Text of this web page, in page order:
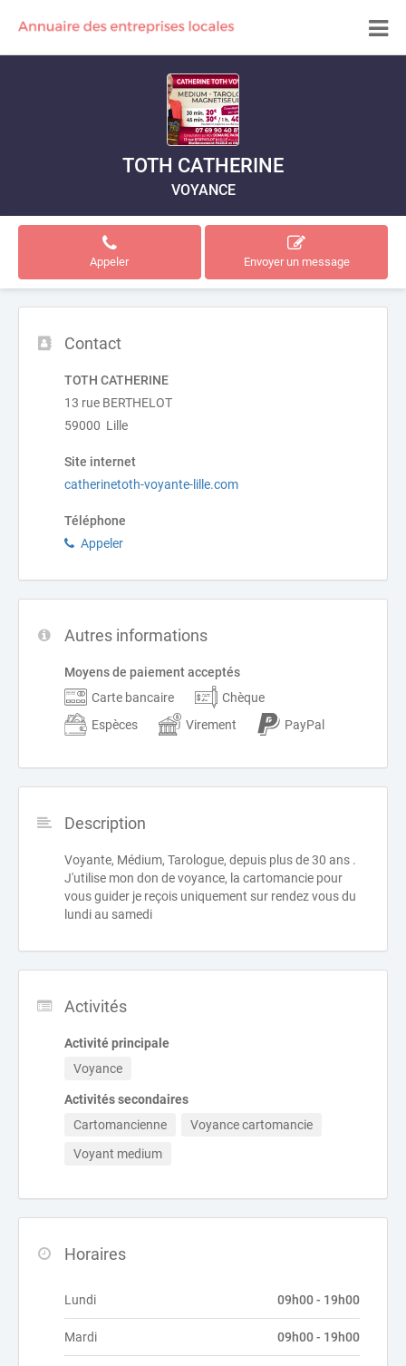
TOTH CATHERINE
VOYANCE
Appeler Envoyer un message
Contact
TOTH CATHERINE
13 rue BERTHELOT
59000 Lille
Site internet
catherinetoth-voyante-lille.com
Téléphone
Appeler
Autres informations
Moyens de paiement acceptés
Carte bancaire
Chèque
Espèces
Virement PayPal
Description
Voyante, Médium, Tarologue, depuis plus de 30 ans .
J'utilise mon don de voyance, la cartomancie pour
vous guider je reçois uniquement sur rendez vous du
lundi au samedi
Activités
Activité principale
Voyance
Activités secondaires
Cartomancienne
Voyance cartomancie
Voyant medium
Horaires
Lundi 09h00 - 19h00
Mardi 09h00 - 19h00